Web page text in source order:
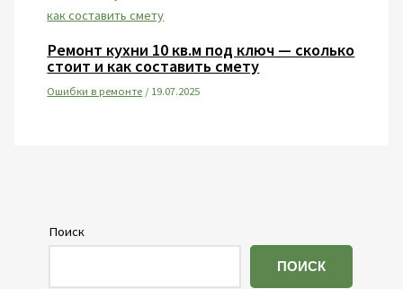
Ремонт кухни 10 кв.м под ключ — сколько
стоит и как составить смету
Ошибки в ремонте /19.07.2025
Поиск
ПОИСК